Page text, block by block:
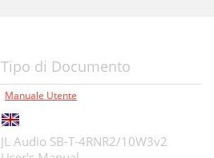
Tipo di Documento
Manuale Utente
JL Audio SB-T-4RNR2/10W3v2